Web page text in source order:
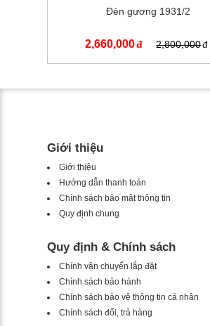
Đèn gương 1931/2
2,660,000 2,800,000
Giới thiệu
Giới thiệu
Hướng dẫn thanh toán
Chính sách bảo mật thông tin
Quy định chung
Quy định & Chính sách
Chính vận chuyển lắp đặt
Chính sách bảo hành
Chính sách bảo vệ thông tin cá nhân
Chính sách đổi, trả hàng